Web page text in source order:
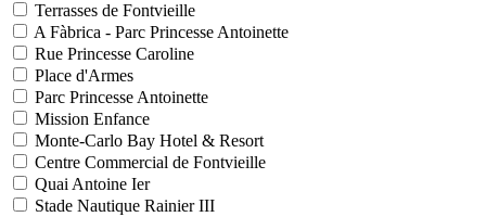
Terrasses de Fontvieille
A Fàbrica - Parc Princesse Antoinette
Rue Princesse Caroline
Place d'Armes
Parc Princesse Antoinette
Mission Enfance
Monte-Carlo Bay Hotel & Resort
Centre Commercial de Fontvieille
Quai Antoine Ier
Stade Nautique Rainier III